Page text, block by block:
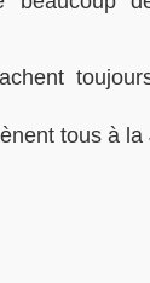
tous à la